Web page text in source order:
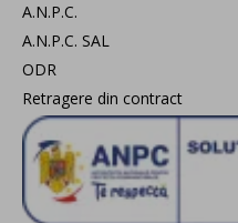
A.N.P.C.
A.N.P.C. SAL
ODR
Retragere din contract